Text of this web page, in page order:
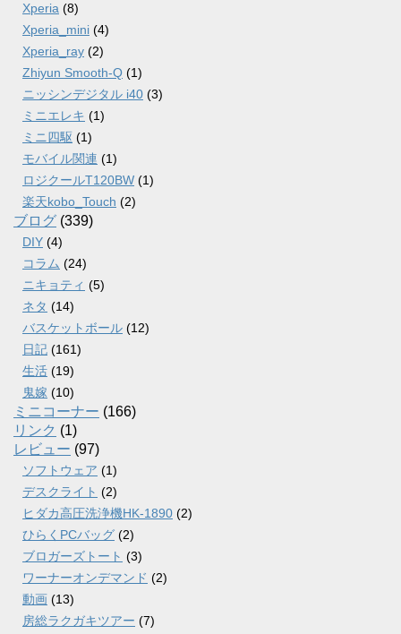
Xperia (8)
Xperia_mini (4)
Xperia_ray (2)
Zhiyun Smooth-Q (1)
ニッシンデジタル i40 (3)
ミニエレキ (1)
ミニ四駆 (1)
モバイル関連 (1)
ロジクールT120BW (1)
楽天kobo_Touch (2)
ブログ (339)
DIY (4)
コラム (24)
ニキョティ (5)
ネタ (14)
バスケットボール (12)
日記 (161)
生活 (19)
鬼嫁 (10)
ミニコーナー (166)
リンク (1)
レビュー (97)
ソフトウェア (1)
デスクライト (2)
ヒダカ高圧洗浄機HK-1890 (2)
ひらくPCバッグ (2)
ブロガーズトート (3)
ワーナーオンデマンド (2)
動画 (13)
房総ラクガキツアー (7)